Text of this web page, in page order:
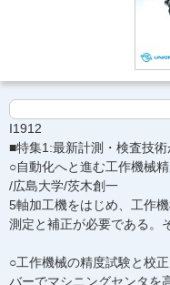
I1912
■特集1:最新計測・検査技
○自動化へと進む工作機械
/広島大学/茨木創一
5軸加工機をはじめ、工作
測定と補正が必要である。
○工作機械の精度試験と校
バーでマシニングセンタを